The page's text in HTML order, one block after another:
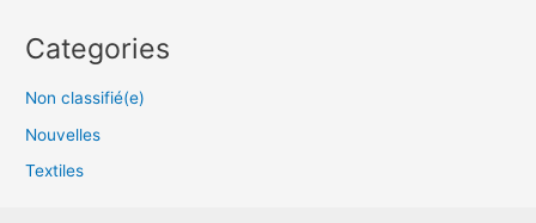
Categories
Non classifié(e)
Nouvelles
Textiles